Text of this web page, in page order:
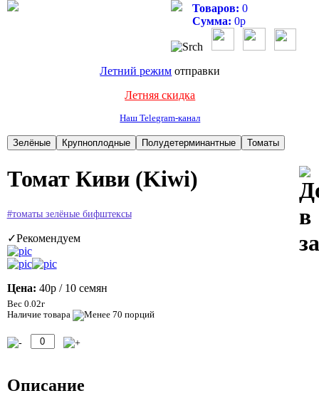
Товаров: 0
Сумма: 0р
Летний режим отправки
Летняя скидка
Наш Telegram-канал
Томат Киви (Kiwi)
#томаты зелёные бифштексы
✓Рекомендуем
Цена: 40р / 10 семян
Вес 0.02г
Наличие товара
Описание